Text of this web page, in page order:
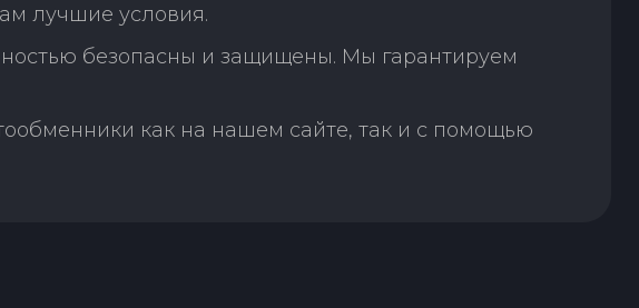
лучшие условия.
безопасны и защищены. Мы гарантируем
как на нашем сайте, так и с помощью